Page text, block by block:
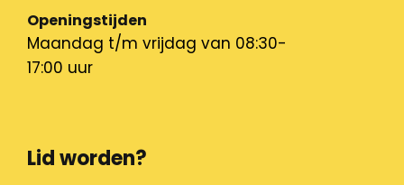
Openingstijden
Maandag t/m vrijdag van 08:30-
17:00 uur
Lid worden?